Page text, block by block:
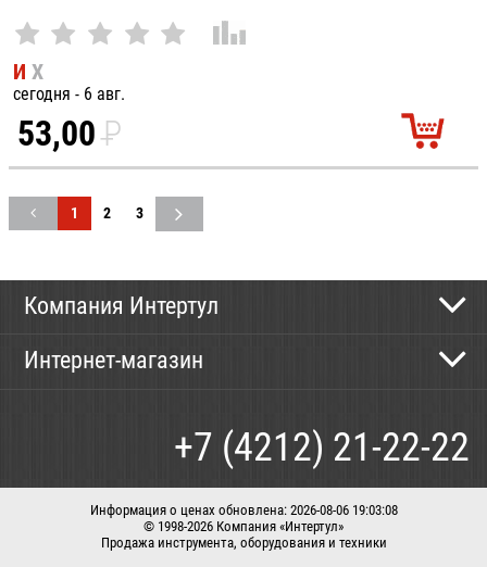
И Х
сегодня - 6 авг.
53,00P
УБ.
1 2 3
Компания Интертул
Новости
Интернет-магазин
Доставка
+7 (4212) 21-22-22
Информация о ценах обновлена: 2026-08-06 19:03:08
© 1998-2026 Компания «Интертул»
Продажа инструмента, оборудования и техники